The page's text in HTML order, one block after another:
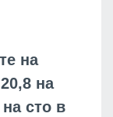
на
на
сто в